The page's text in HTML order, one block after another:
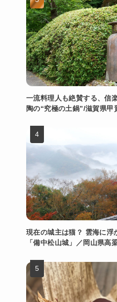
一流料理人も絶賛する、信
陶の“究極の土鍋”/滋賀県甲
現在の城主は猫？ 雲海に浮
「備中松山城」／岡山県高